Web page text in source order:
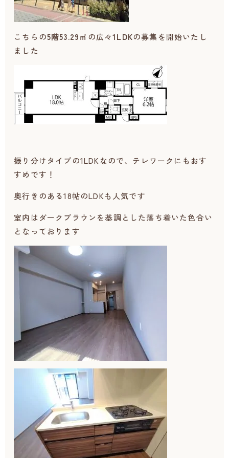
こちらの5階53.29㎡ の広々1LDKの募集を開始いたし
ました
振り分けタイプの1LDKなので、テレワークにもおす
すめです！
奥行きのある18帖のLDKも人気です
室内はダークブラウンを基調とした落ち着いた色合い
となっております